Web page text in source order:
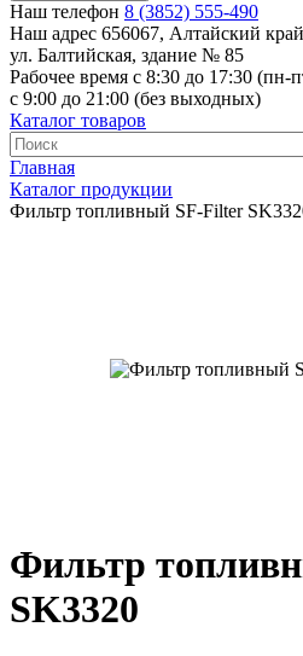
Наш телефон 8 (3852) 555-490
Наш адрес 656067, Алтайский
ул. Балтийская, здание № 85
Рабочее время с 8:30 до 17:30 (пн-
с 9:00 до 21:00 (без выходных)
Каталог товаров
Главная
Каталог продукции
Фильтр топливный SF-Filter
Фильтр
SK3320